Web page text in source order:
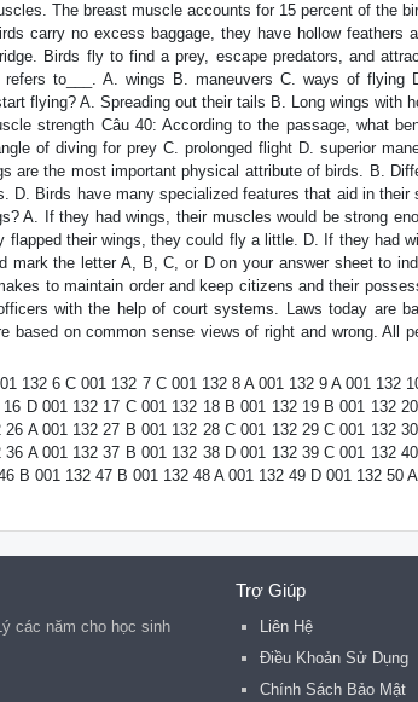
The breast muscle accounts for 15 percent of the
carry no excess baggage, they have hollow feathers
Birds fly to find a prey, escape predators, and
refers to___. A. wings B. maneuvers C. ways of flying
flying? A. Spreading out their tails B. Long wings with
strength Câu 40: According to the passage, what
of diving for prey C. prolonged flight D. superior
are the most important physical attribute of birds. B.
Birds have many specialized features that aid in their
A. If they had wings, their muscles would be strong
their wings, they could fly a little. D. If they had
mark the letter A, B, C, or D on your answer sheet to
to maintain order and keep citizens and their
with the help of court systems. Laws today are
on common sense views of right and wrong. All
132 6 C 001 132 7 C 001 132 8 A 001 132 9 A 001 132
D 001 132 17 C 001 132 18 B 001 132 19 B 001 132
A 001 132 27 B 001 132 28 C 001 132 29 C 001 132
A 001 132 37 B 001 132 38 D 001 132 39 C 001 132
B 001 132 47 B 001 132 48 A 001 132 49 D 001 132 50 A
các năm cho học sinh
Trợ Giúp
Liên Hệ
Điều Khoản Sử Dụng
Chính Sách Bảo Mật